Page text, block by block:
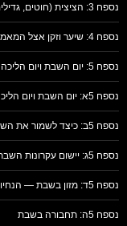
נספח 3: הציצית (חוטים, גדילים, פתילים)
נספח 4: שיער וזקן אצל המאמין
נספח 5: יום השבת ויום הליכה לכנסייה – שני דברים שונים
נספח 5א: יום השבת ויום הליכה לכנסייה – שני דברים שונים
נספח 5ב: כיצד לשמור את השבת בזמנים מודרניים
נספח 5ג: יישום עקרונות השבת בחיי היומיום
נספח 5ד: מזון בשבת — הנחיות מעשיות
נספח 5ה: תחבורה בשבת